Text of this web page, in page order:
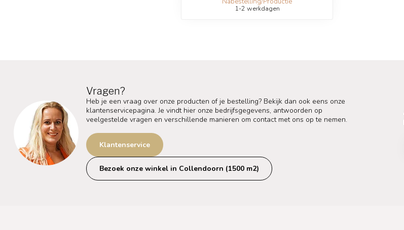
1-2 werkdagen
Vragen?
Heb je een vraag over onze producten of je bestelling? Bekijk dan ook eens onze
klantenservicepagina. Je vindt hier onze bedrijfsgegevens, antwoorden op
veelgestelde vragen en verschillende manieren om contact met ons op te nemen.
Klantenservice
Bezoek onze winkel in Collendoorn (1500 m2)